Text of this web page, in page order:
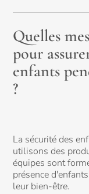
Quelles
pour
enfants
?
La sécurité des
utilisons des
équipes sont
présence
leur bien-être.